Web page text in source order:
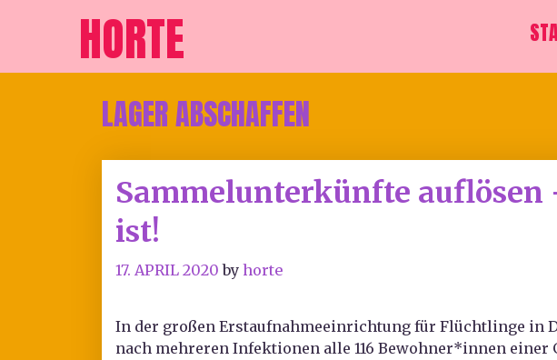
HORTE
LAGER ABSCHAFFEN
Sammelunterkünfte auflösen
ist!
17. APRIL 2020 byhorte
In der großen Erstaufnahmeeinrichtung für Flüchtlinge in
nach mehreren Infektionen alle 116 Bewohner*innen